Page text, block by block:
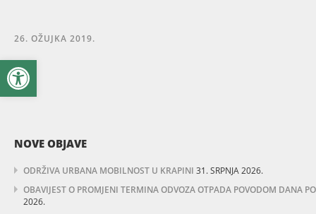
Open toolbar
26. OŽUJKA 2019.
NOVE OBJAVE
ODRŽIVA URBANA MOBILNOST U KRAPINI 31. SRPNJA 2026.
OBAVIJEST O PROMJENI TERMINA ODVOZA OTPADA POVODOM DANA
2026.